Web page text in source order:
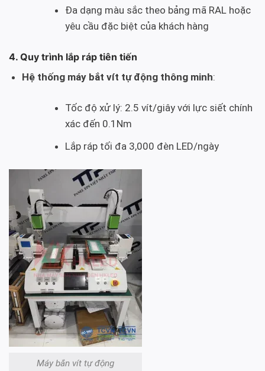
Đa dạng màu sắc theo bảng mã RAL hoặc
yêu cầu đặc biệt của khách hàng
4. Quy trình lắp ráp tiên tiến
Hệ thống máy bắt vít tự động thông minh:
Tốc độ xử lý: 2.5 vít/giây với lực siết chính
xác đến 0.1Nm
Lắp ráp tối đa 3,000 đèn LED/ngày
Máy bắn vít tự động